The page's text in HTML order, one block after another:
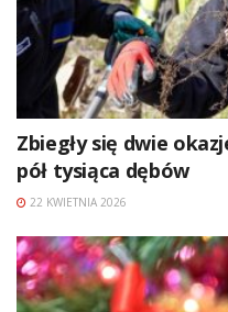
Zbiegły się dwie
pół tysiąca dębów
22 KWIETNIA 2026